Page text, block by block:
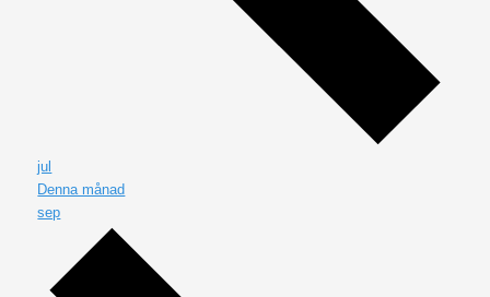
jul
Denna månad
sep